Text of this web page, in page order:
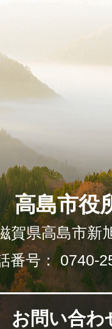
高島市役
賀県高島市新
番号： 0740-
お問い合わ